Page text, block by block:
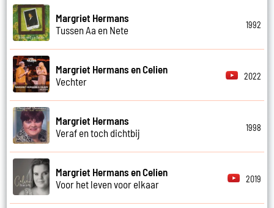
Margriet Hermans
Tussen Aa en Nete
1992
Margriet Hermans en Celien
Vechter
2022
Margriet Hermans
Veraf en toch dichtbij
1998
Margriet Hermans en Celien
Voor het leven voor elkaar
2019